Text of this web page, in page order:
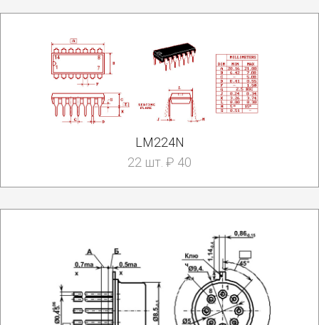
LM224N
22 шт. ₽ 40